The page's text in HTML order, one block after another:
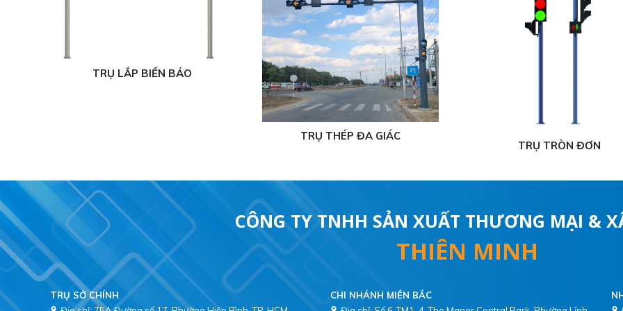
TRỤ LẮP BIỂN BÁO
TRỤ THÉP ĐA GIÁC
TRỤ TRÒN ĐƠN
CÔNG TY TNHH SẢN XUẤT THƯƠNG MẠI &
THIÊN MINH
TRỤ SỞ CHÍNH
CHI NHÁNH MIỀN BẮC